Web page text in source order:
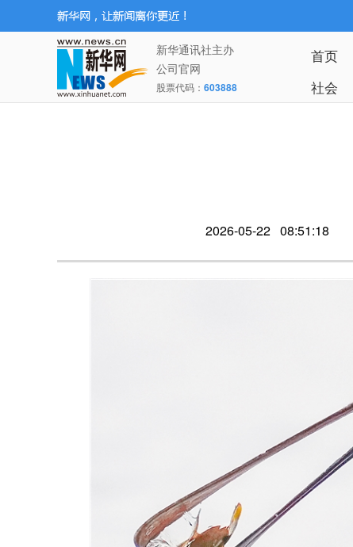
新华通讯社主办
公司官网
股票代码： 603888
首页
社会
2026-05-22 08:51:18